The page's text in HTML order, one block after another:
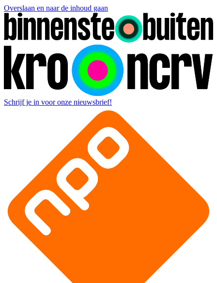
Overslaan en naar de inhoud gaan
Schrijf je in voor onze nieuwsbrief!